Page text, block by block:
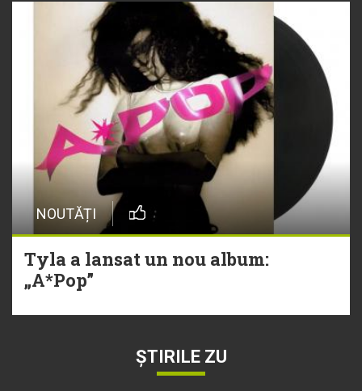
NOUTĂȚI
Tyla a lansat un nou album:
„A*Pop”
ȘTIRILE ZU